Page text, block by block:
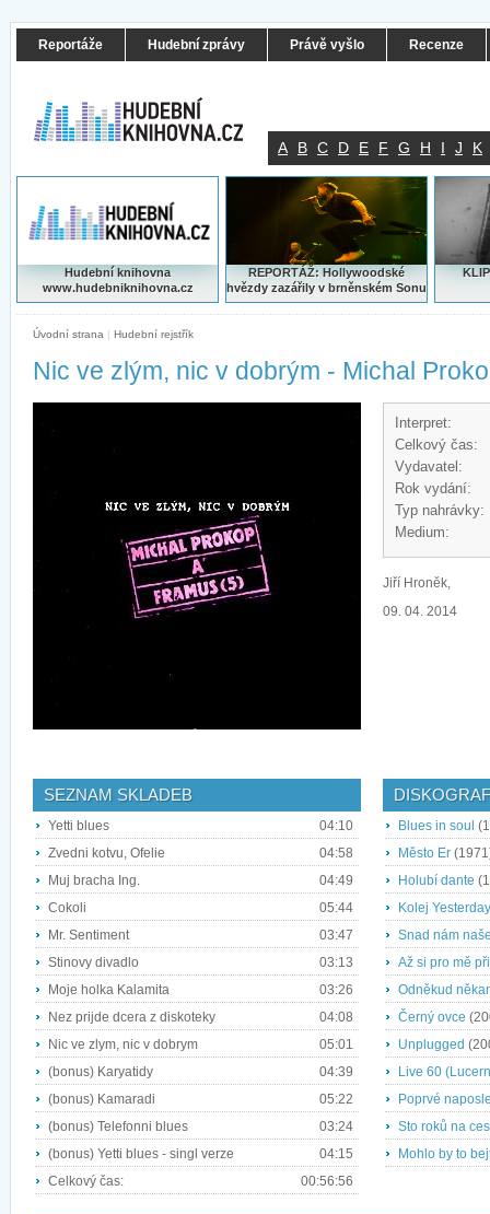
Reportáže Hudební zprávy Právě vyšlo Recenze
A B C D E F G H I J K
Hudební knihovna
www.hudebniknihovna.cz
REPORTÁŽ: Hollywoodské
hvězdy zazářily v brněnském Sonu
Úvodní strana | Hudební rejstřík
Nic ve zlým, nic v dobrým - Michal
Interpret:
Celkový čas:
Vydavatel:
Rok vydání:
Typ nahrávky:
Medium:
Jiří Hroněk,
09. 04. 2014
SEZNAM SKLADEB
Yetti blues
04:10
Zvedni kotvu, Ofelie
04:58
Muj bracha Ing.
04:49
Cokoli
05:44
Mr. Sentiment
03:47
Stinovy divadlo
03:13
Moje holka Kalamita
03:26
Nez prijde dcera z diskoteky
04:08
Nic ve zlym, nic v dobrym
05:01
(bonus) Karyatidy
04:39
(bonus) Kamaradi
05:22
(bonus) Telefonni blues
03:24
(bonus) Yetti blues - singl verze
04:15
Celkový čas:
00:56:56
Blues in soul
Město Er
Holubí dante
Kolej Yesterday
Snad nám
Až si pro mě
Odněkud
Černý ovce
Unplugged
Live 60
Poprvé
Sto roků na
Mohlo by to